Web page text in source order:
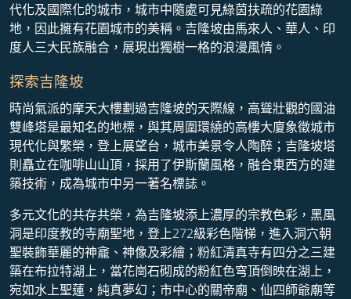
代化及國際化的城市，城市中隨處可見綠茵扶疏的花園綠
地，因此擁有花園城市的美稱。吉隆坡由馬來人、華人、印
度人三大民族融合，展現出獨樹一格的浪漫風情。
探索吉隆坡
時尚氣派的摩天大樓劃過吉隆坡的天際線，高聳壯觀的國油
雙峰塔是最知名的地標，與其周圍環繞的高樓大廈象徵城市
現代化與繁榮，登上展望台，城市美景令人陶醉；吉隆坡塔
則矗立在咖啡山山頂，採用了伊斯蘭風格，融合東西方的建
築技術，成為城市中另一著名標誌。
多元文化的共存共榮，為吉隆坡添上濃厚的宗教色彩，黑風
洞是印度教的寺廟聖地，登上272級彩色階梯，進入洞穴朝
聖裝飾華麗的神龕、神像及彩繪；粉紅清真寺有四分之三建
築在布拉特湖上，當花崗石砌成的粉紅色穹頂倒映在湖上，
宛如水上聖蓮，純真夢幻；市中心的關帝廟、仙四師爺廟等